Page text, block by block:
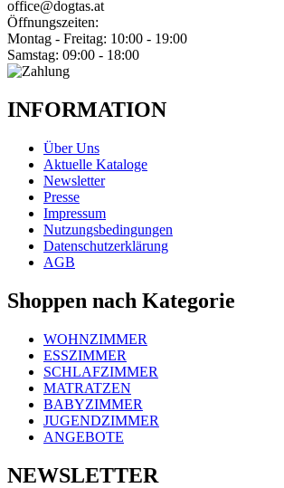
office@dogtas.at
Öffnungszeiten:
Montag - Freitag: 10:00 - 19:00
Samstag: 09:00 - 18:00
INFORMATION
Über Uns
Aktuelle Kataloge
Newsletter
Presse
Impressum
Nutzungsbedingungen
Datenschutzerklärung
AGB
Shoppen nach Kategorie
WOHNZIMMER
ESSZIMMER
SCHLAFZIMMER
MATRATZEN
BABYZIMMER
JUGENDZIMMER
ANGEBOTE
NEWSLETTER